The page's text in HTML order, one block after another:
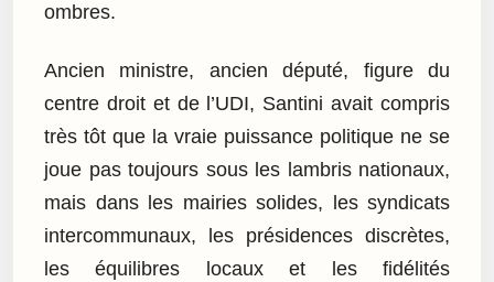
ombres.
Ancien ministre, ancien député, figure du
centre droit et de l’UDI, Santini avait compris
très tôt que la vraie puissance politique ne se
joue pas toujours sous les lambris nationaux,
mais dans les mairies solides, les syndicats
intercommunaux, les présidences discrètes,
les équilibres locaux et les fidélités